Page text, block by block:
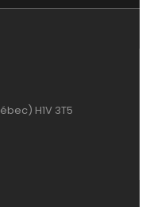
H1V 3T5